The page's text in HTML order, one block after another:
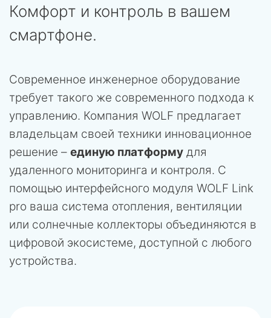
Комфорт и контроль в вашем
смартфоне.
Современное инженерное оборудование
требует такого же современного подхода к
управлению. Компания WOLF предлагает
владельцам своей техники инновационное
решение – единую платформу для
удаленного мониторинга и контроля. С
помощью интерфейсного модуля WOLF Link
pro ваша система отопления, вентиляции
или солнечные коллекторы объединяются в
цифровой экосистеме, доступной с любого
устройства.